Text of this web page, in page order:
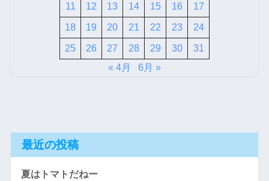
11 12 13 14 15 16 17
18 19 20 21 22 23 24
25 26 27 28 29 30
31
« 4月
6月 »
最近の投稿
夏はトマトだねー